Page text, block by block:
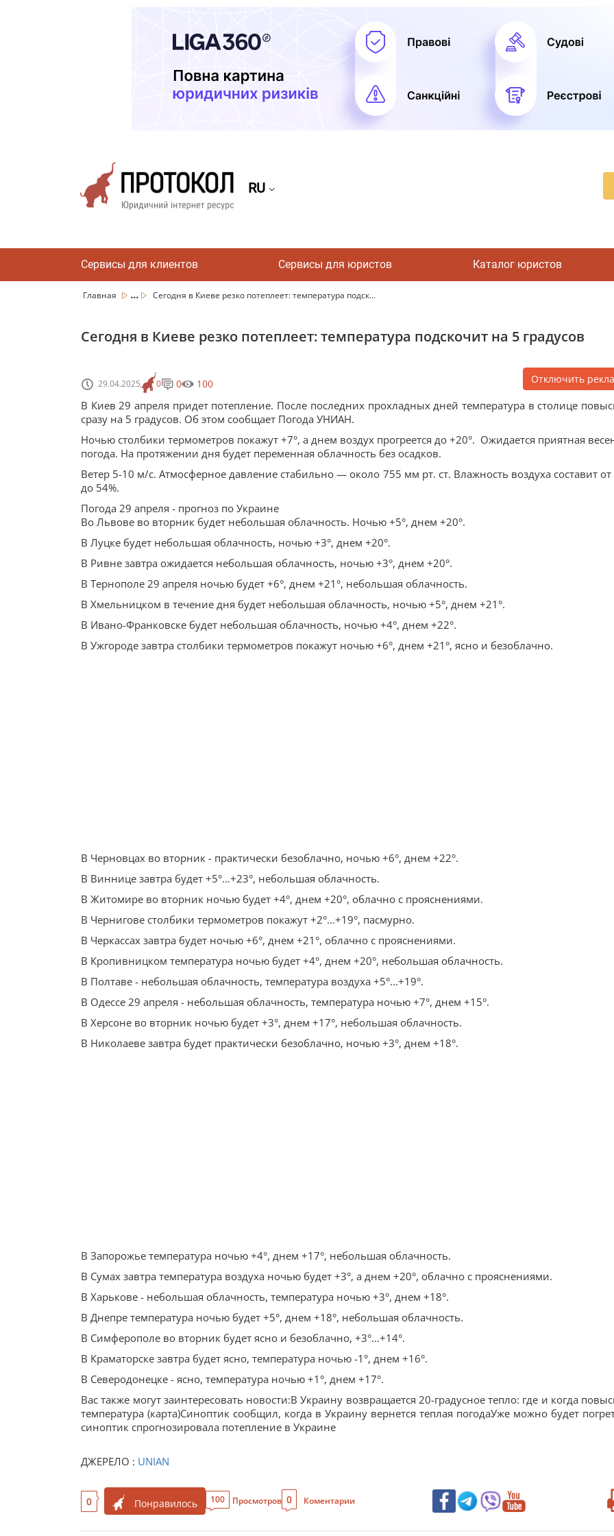
RU
Сервисы для клиентов Сервисы для юристов Каталог юристов
Главная ... Сегодня в Киеве резко потеплеет: температура подск...
Сегодня в Киеве резко потеплеет: температура подскочит на 5 градусов
29.04.2025 0 0 100 Отключить
В Киев 29 апреля придет потепление. После последних прохладных дней температура в столице
сразу на 5 градусов. Об этом сообщает Погода УНИАН.
Ночью столбики термометров покажут +7°, а днем воздух прогреется до +20°. Ожидается приятная
погода. На протяжении дня будет переменная облачность без осадков.
Ветер 5-10 м/с. Атмосферное давление стабильно — около 755 мм рт. ст. Влажность воздуха составит от
до 54%.
Погода 29 апреля - прогноз по Украине
Во Львове во вторник будет небольшая облачность. Ночью +5°, днем +20°.
В Луцке будет небольшая облачность, ночью +3°, днем +20°.
В Ривне завтра ожидается небольшая облачность, ночью +3°, днем +20°.
В Тернополе 29 апреля ночью будет +6°, днем +21°, небольшая облачность.
В Хмельницком в течение дня будет небольшая облачность, ночью +5°, днем +21°.
В Ивано-Франковске будет небольшая облачность, ночью +4°, днем +22°.
В Ужгороде завтра столбики термометров покажут ночью +6°, днем +21°, ясно и безоблачно.
В Черновцах во вторник - практически безоблачно, ночью +6°, днем +22°.
В Виннице завтра будет +5°...+23°, небольшая облачность.
В Житомире во вторник ночью будет +4°, днем +20°, облачно с прояснениями.
В Чернигове столбики термометров покажут +2°...+19°, пасмурно.
В Черкассах завтра будет ночью +6°, днем +21°, облачно с прояснениями.
В Кропивницком температура ночью будет +4°, днем +20°, небольшая облачность.
В Полтаве - небольшая облачность, температура воздуха +5°...+19°.
В Одессе 29 апреля - небольшая облачность, температура ночью +7°, днем +15°.
В Херсоне во вторник ночью будет +3°, днем +17°, небольшая облачность.
В Николаеве завтра будет практически безоблачно, ночью +3°, днем +18°.
В Запорожье температура ночью +4°, днем +17°, небольшая облачность.
В Сумах завтра температура воздуха ночью будет +3°, а днем +20°, облачно с прояснениями.
В Харькове - небольшая облачность, температура ночью +3°, днем +18°.
В Днепре температура ночью будет +5°, днем +18°, небольшая облачность.
В Симферополе во вторник будет ясно и безоблачно, +3°...+14°.
В Краматорске завтра будет ясно, температура ночью -1°, днем +16°.
В Северодонецке - ясно, температура ночью +1°, днем +17°.
Вас также могут заинтересовать новости:В Украину возвращается 20-градусное тепло: где и когда
температура (карта)Синоптик сообщил, когда в Украину вернется теплая погодаУже можно будет
синоптик спрогнозировала потепление в Украине
ДЖЕРЕЛО : UNIAN
0 Понравилось 100 Просмотров 0 Коментарии